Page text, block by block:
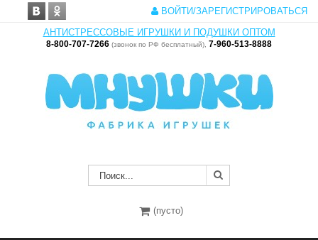
ВОЙТИ/ЗАРЕГИСТРИРОВАТЬСЯ
АНТИСТРЕССОВЫЕ ИГРУШКИ И ПОДУШКИ ОПТОМ
8-800-707-7266 (звонок по РФ бесплатный), 7-960-513-8888
(пусто)